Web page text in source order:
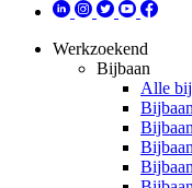
Werkzoekend
Bijbaan
Alle